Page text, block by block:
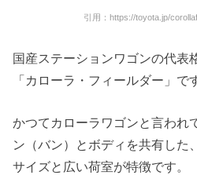
引用：https://toyota.jp/
国産ステーションワゴンの代表
「カローラ・フィールダー」で
かつてカローラワゴンと言われ
ン（バン）とボディを共有した
サイズと広い荷室が特徴です。